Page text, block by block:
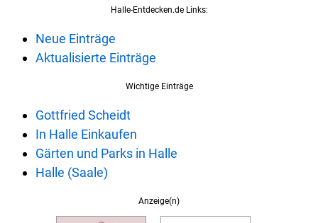
Halle-Entdecken.de Links:
Neue Einträge
Aktualisierte Einträge
Wichtige Einträge
Gottfried Scheidt
In Halle Einkaufen
Gärten und Parks in Halle
Halle (Saale)
Anzeige(n)